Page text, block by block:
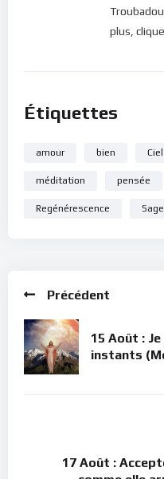
plus,
Étiquettes
amour bien Ciel
méditation pensée
Regénérescence
Précédent
15 Août :
instants
17 Août :